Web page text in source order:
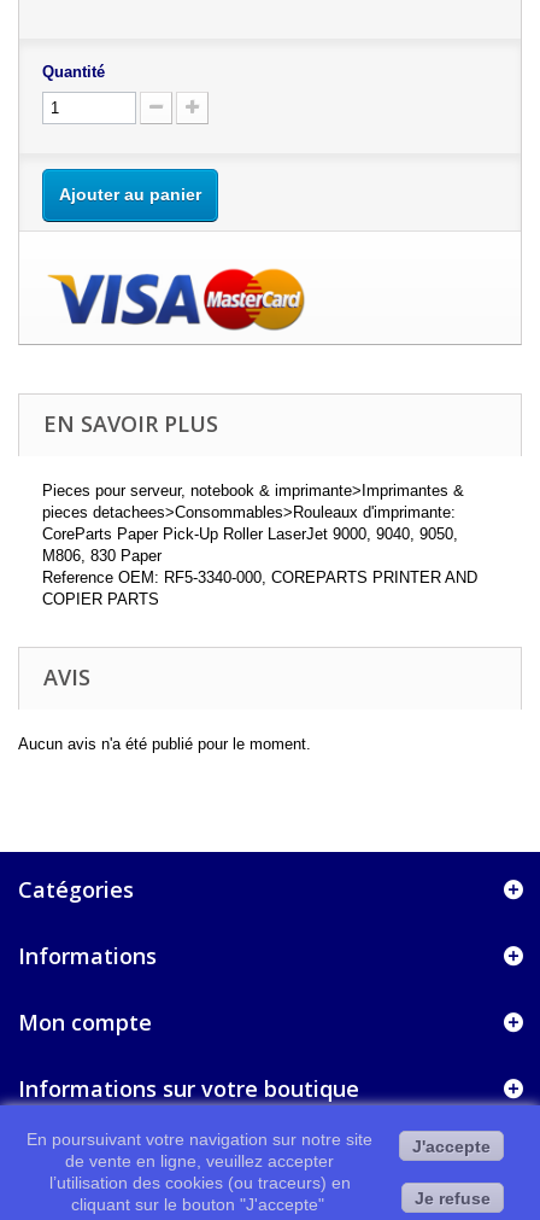
Quantité
Ajouter au panier
EN SAVOIR PLUS
Pieces pour serveur, notebook & imprimante>Imprimantes &
pieces detachees>Consommables>Rouleaux d'imprimante:
CoreParts Paper Pick-Up Roller LaserJet 9000, 9040, 9050,
M806, 830 Paper
Reference OEM: RF5-3340-000, COREPARTS PRINTER AND
COPIER PARTS
AVIS
Aucun avis n'a été publié pour le moment.
Catégories
Informations
Mon compte
Informations sur votre boutique
En poursuivant votre navigation sur notre site
de vente en ligne, veuillez accepter
l’utilisation des cookies (ou traceurs) en
cliquant sur le bouton "J'accepte"
J'accepte
Je refuse